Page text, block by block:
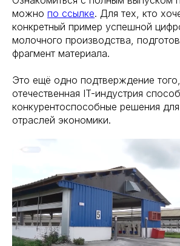
можно по ссылке. Для тех, кто
конкретный пример успешной
молочного производства,
фрагмент материала.
Это ещё одно подтверждение
отечественная IT-индустрия
конкурентоспособные решения
отраслей экономики.